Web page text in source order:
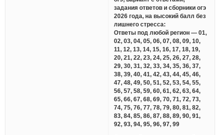
задания ответов и сборники огэ
2026 года, на высокий балл без
лишнего стресса:
Ответы под любой регион — 01,
02, 03, 04, 05, 06, 07, 08, 09, 10,
11, 12, 13, 14, 15, 16, 17, 18, 19,
20, 21, 22, 23, 24, 25, 26, 27, 28,
29, 30, 31, 32, 33, 34, 35, 36, 37,
38, 39, 40, 41, 42, 43, 44, 45, 46,
47, 48, 49, 50, 51, 52, 53, 54, 55,
56, 57, 58, 59, 60, 61, 62, 63, 64,
65, 66, 67, 68, 69, 70, 71, 72, 73,
74, 75, 76, 77, 78, 79, 80, 81, 82,
83, 84, 85, 86, 87, 88, 89, 90, 91,
92, 93, 94, 95, 96, 97, 99